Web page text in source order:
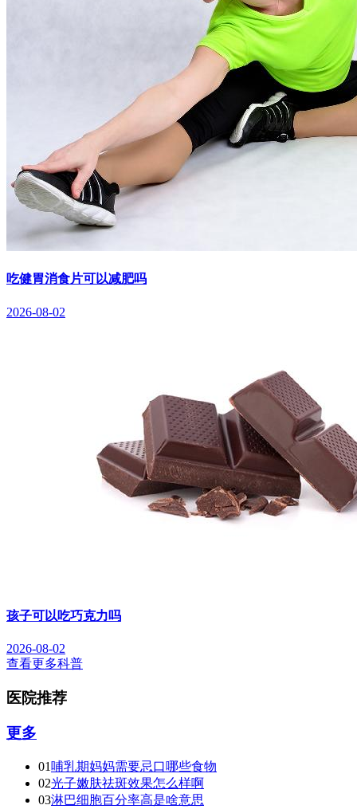
吃健胃消食片可以减肥吗
2026-08-02
孩子可以吃巧克力吗
2026-08-02
查看更多科普
医院推荐
更多
01 哺乳期妈妈需要忌口哪些食物
02光子嫩肤祛斑效果怎么样啊
03淋巴细胞百分率高是啥意思